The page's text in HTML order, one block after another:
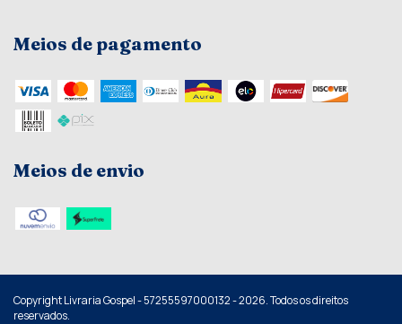
Meios de pagamento
Meios de envio
Copyright Livraria Gospel - 57255597000132 - 2026. Todos os direitos
reservados.